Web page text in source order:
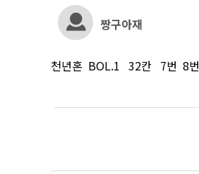
짱구아재
천년혼 BOL.1 32칸 7번 8